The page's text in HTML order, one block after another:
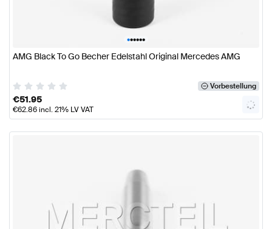
••••••
AMG Black To Go Becher Edelstahl Original Mercedes AMG
Vorbestellung
€51.95
€62.86incl. 21% LV VAT